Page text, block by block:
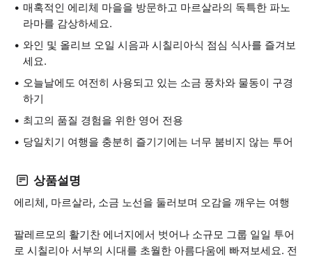
매혹적인 에리체 마을을 방문하고 마르살라의 독특한 파노
라마를 감상하세요.
와인 및 올리브 오일 시음과 시칠리아식 점심 식사를 즐겨보
세요.
오늘날에도 여전히 사용되고 있는 소금 풍차와 물동이 구경
하기
최고의 품질 경험을 위한 영어 전용
당일치기 여행을 충분히 즐기기에는 너무 붐비지 않는 투어
상품설명
에리체, 마르살라, 소금 노선을 둘러보며 오감을 깨우는 여행
팔레르모의 활기찬 에너지에서 벗어나 소규모 그룹 일일 투어
로 시칠리아 서부의 시대를 초월한 아름다움에 빠져보세요. 전